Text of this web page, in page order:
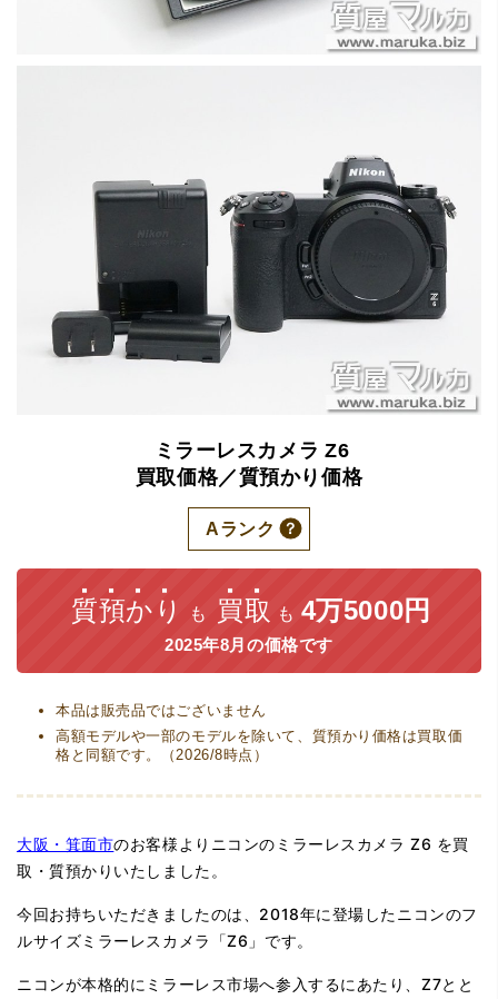
ミラーレスカメラ Z6
買取価格／質預かり価格
Aランク
質預かり も 買取 も 4万5000円
2025年8月の価格です
本品は販売品ではございません
高額モデルや一部のモデルを除いて、質預かり価格は買取価
格と同額です。（2026/8時点）
大阪・箕面市のお客様よりニコンのミラーレスカメラ Z6 を買
取・質預かりいたしました。
今回お持ちいただきましたのは、2018年に登場したニコンのフ
ルサイズミラーレスカメラ「Z6」です。
ニコンが本格的にミラーレス市場へ参入するにあたり、Z7とと